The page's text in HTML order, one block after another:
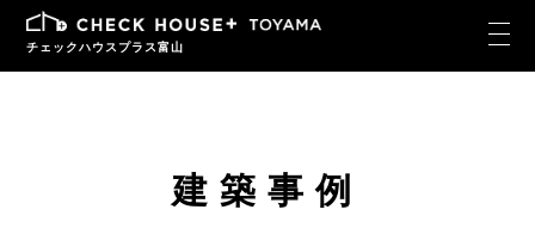
チェックハウスプラス富山
建築事例